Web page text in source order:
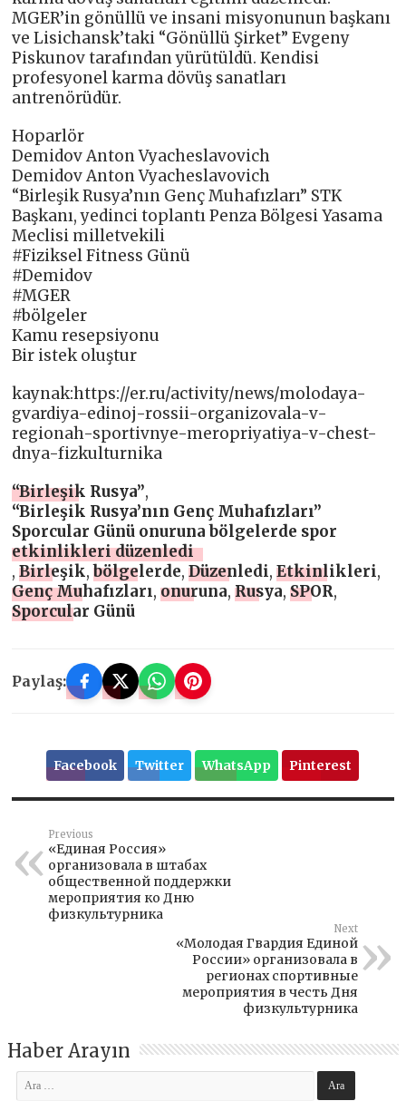
MGER’in gönüllü ve insani misyonunun başkanı
ve Lisichansk’taki “Gönüllü Şirket” Evgeny
Piskunov tarafından yürütüldü. Kendisi
profesyonel karma dövüş sanatları
antrenörüdür.
Hoparlör
Demidov Anton Vyacheslavovich
Demidov Anton Vyacheslavovich
“Birleşik Rusya’nın Genç Muhafızları” STK
Başkanı, yedinci toplantı Penza Bölgesi Yasama
Meclisi milletvekili
#Fiziksel Fitness Günü
#Demidov
#MGER
#bölgeler
Kamu resepsiyonu
Bir istek oluştur
kaynak:https://er.ru/activity/news/molodaya-
gvardiya-edinoj-rossii-organizovala-v-
regionah-sportivnye-meropriyatiya-v-chest-
dnya-fizkulturnika
“Birleşik Rusya”,
“Birleşik Rusya’nın Genç Muhafızları”
Sporcular Günü onuruna bölgelerde spor
etkinlikleri düzenledi
,Birleşik,bölgelerde,Düzenledi,Etkinlikleri,
Genç Muhafızları,onuruna,Rusya,SPOR,
Sporcular Günü
Paylaş:
Facebook Twitter WhatsApp Pinterest
Previous
«Единая Россия»
организовала в штабах
общественной поддержки
мероприятия ко Дню
физкультурника
Next
«Молодая Гвардия Единой
России» организовала в
регионах спортивные
мероприятия в честь Дня
физкультурника
Haber Arayın